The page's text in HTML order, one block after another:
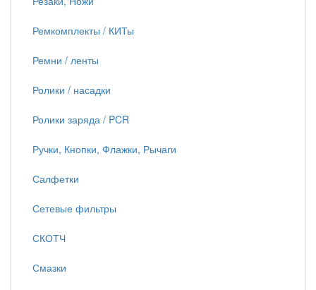
Ремкомплекты / КИТы
Ремни / ленты
Ролики / насадки
Ролики заряда / PCR
Ручки, Кнопки, Флажки, Рычаги
Салфетки
Сетевые фильтры
СКОТЧ
Смазки